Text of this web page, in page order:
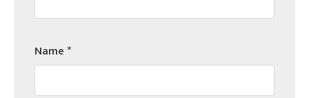
Name*